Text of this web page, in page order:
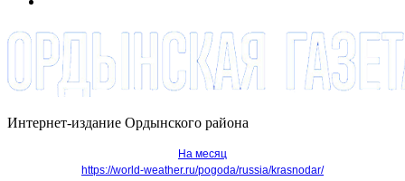
Интернет-издание Ордынского района
На месяц
https://world-weather.ru/pogoda/russia/krasnodar/